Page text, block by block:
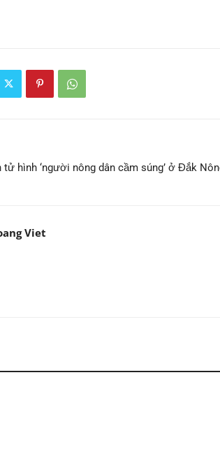
hình ‘người nông dân cầm súng’ ở Đắk
Viet